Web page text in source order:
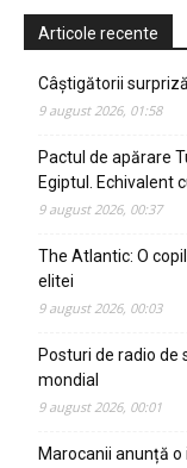
Articole recente
Câștigătorii
9 august 2026, 01:58
Pactul de apărare
Egiptul. Echivalent
9 august 2026, 00:37
The Atlantic: O
elitei
9 august 2026, 00:03
Posturi de radio de
mondial
9 august 2026, 00:01
Marocanii anunță